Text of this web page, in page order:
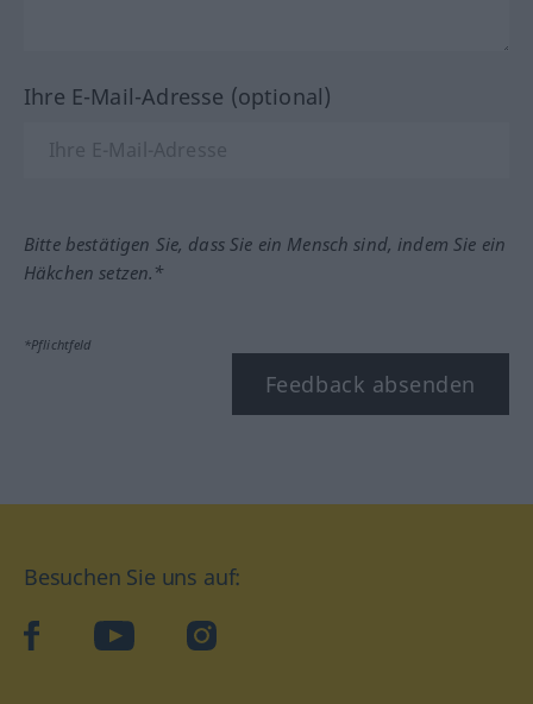
Ihre E-Mail-Adresse (optional)
Bitte bestätigen Sie, dass Sie ein Mensch sind, indem Sie ein
Häkchen setzen.*
*Pflichtfeld
Feedback absenden
Besuchen Sie uns auf:
facebookYouTube Instagram